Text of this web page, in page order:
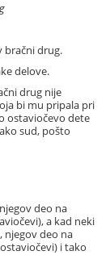
bračni drug.
delove.
drug nije
bi mu pripala pri
ostaviočevo dete
sud, pošto
deo na
a kad neki
njegov deo na
i tako